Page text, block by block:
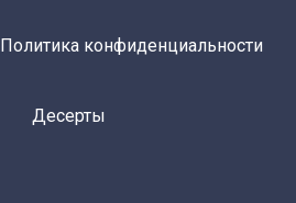
Политика конфиденциальности
Десерты